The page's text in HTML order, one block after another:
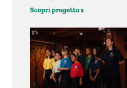
Scopri progetto »